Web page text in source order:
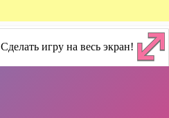
Сделать игру на весь экран!